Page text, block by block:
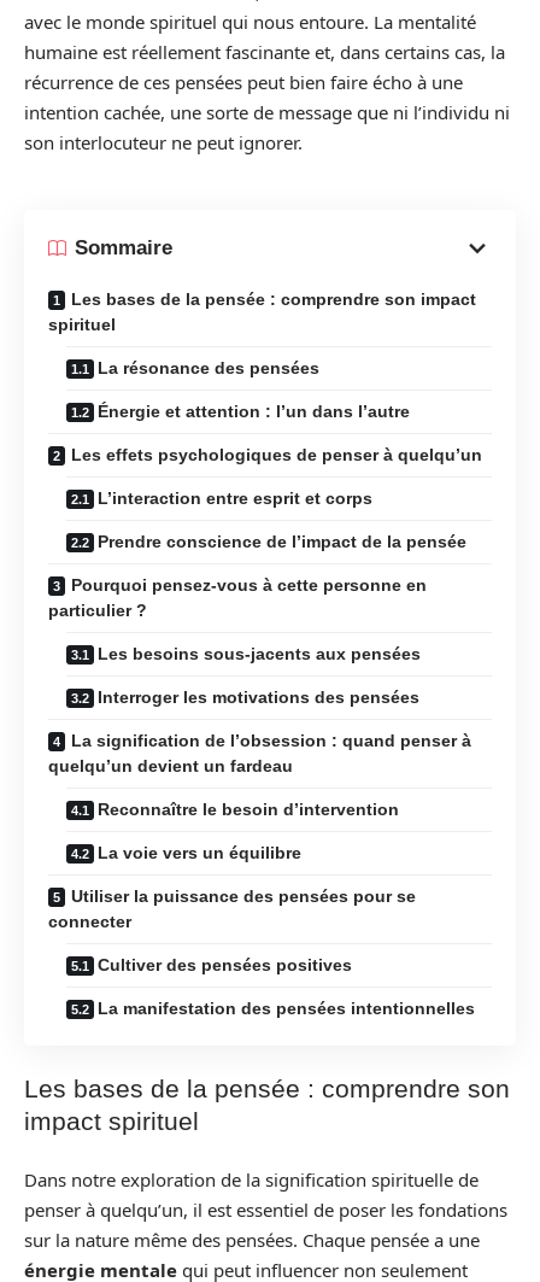
avec le monde spirituel qui nous entoure. La mentalité
humaine est réellement fascinante et, dans certains cas, la
récurrence de ces pensées peut bien faire écho à une
intention cachée, une sorte de message que ni l’individu ni
son interlocuteur ne peut ignorer.
Sommaire
Les bases de la pensée : comprendre son impact
spirituel
La résonance des pensées
Énergie et attention : l’un dans l’autre
Les effets psychologiques de penser à quelqu’un
L’interaction entre esprit et corps
Prendre conscience de l’impact de la pensée
Pourquoi pensez-vous à cette personne en
particulier ?
Les besoins sous-jacents aux pensées
Interroger les motivations des pensées
La signification de l’obsession : quand penser à
quelqu’un devient un fardeau
Reconnaître le besoin d’intervention
La voie vers un équilibre
Utiliser la puissance des pensées pour se
connecter
Cultiver des pensées positives
La manifestation des pensées intentionnelles
Les bases de la pensée : comprendre son
impact spirituel
Dans notre exploration de la signification spirituelle de
penser à quelqu’un, il est essentiel de poser les fondations
sur la nature même des pensées. Chaque pensée a une
énergie mentale qui peut influencer non seulement